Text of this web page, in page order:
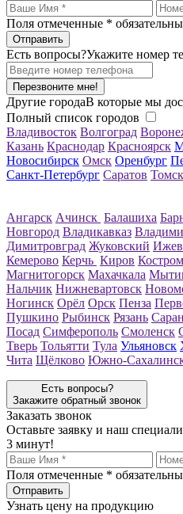
Поля отмеченные *
Есть вопросы?Укажите номер
Перезвоните мне!
Другие городаВ которые мы
Полный список городов
Владивосток Волгоград
Казань Краснодар Красноярск
Новосибирск Омск Оренбург
Санкт-Петербург Саратов Томск
Ангарск Ачинск Балашиха
Новгород Владикавказ
Димитровград Жуковский
Кемерово Керчь Киров
Магнитогорск Махачкала
Нальчик Нижневартовск
Ногинск Орёл Орск Пенза
Пушкино Рыбинск Рязань
Посад Симферополь Смоленск
Тверь Тольятти Тула Ульяновск
Чита Щёлково Южно-
Есть вопросы?
Закажите обратный звонок
Заказать звонок
Оставьте заявку и наш
3 минут!
Поля отмеченные *
Узнать цену на продукцию